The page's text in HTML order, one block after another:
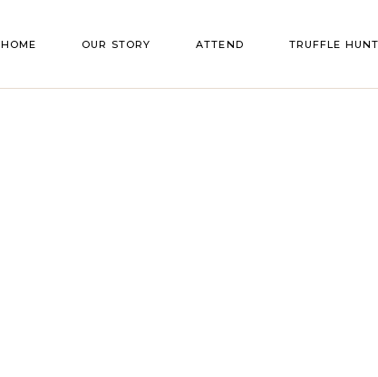
HOME OUR STORY ATTEND TRUFFLE HUNT